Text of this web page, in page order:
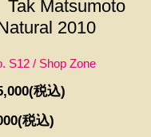
Tak Matsumoto
2010
S12 / Shop Zone
税込)
税込)